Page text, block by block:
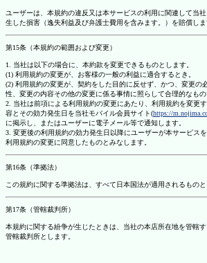
ユーザーは、本規約の違反又は本サービスの利用に関連して当
生した損害（逸失利益及び弁護士費用を含みます。）を賠償しま
第15条（本規約の範囲および変更）
1. 当社は以下の場合に、本約款を変更できるものとします。
(1) 利用規約の変更が、お客様の一般の利益に適合するとき。
(2) 利用規約の変更が、契約をした目的に反せず、かつ、変更の
性、変更の内容その他の変更に係る事情に照らして合理的なもの
2. 当社は前項による利用規約の変更にあたり、利用規約を変更
容とその効力発生日を当社モバイル会員サイト(https://
に掲示し、またはユーザーに電子メール等で通知します。
3. 変更後の利用規約の効力発生日以降にユーザーが本サービス
利用規約の変更に同意したものとみなします。
第16条（準拠法）
この規約に関する準拠法は、すべて日本国法が適用されるものと
第17条（管轄裁判所）
本規約に関する紛争が生じたときは、当社の本店所在地を管轄
管轄裁判所とします。